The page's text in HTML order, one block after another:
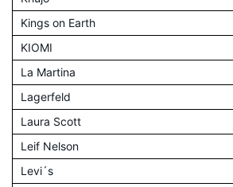
Kings on Earth
KIOMI
La Martina
Lagerfeld
Laura Scott
Leif Nelson
Levi´s